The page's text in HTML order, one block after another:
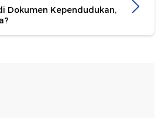
Dokumen Kependudukan,